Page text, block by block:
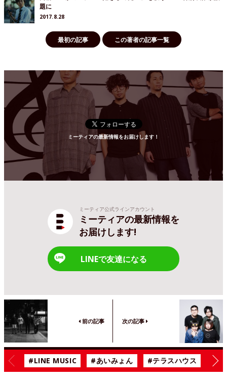
題に
2017.8.28
最初の記事 この著者の記事一覧
ミーティアの最新情報をお届けします！
ミーティア公式ラインアカウント
ミーティアの最新情報を
お届けします!
LINEで友達になる
前の記事 次の記事
#LINE MUSIC #あいみょん #テラスハウス #